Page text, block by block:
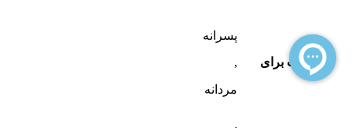
مناسب برای
پسرانه
,
مردانه